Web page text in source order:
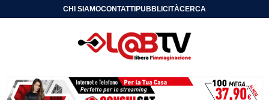
CHI SIAMOCONTATTIPUBBLICITÀCERCA